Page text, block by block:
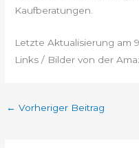
Kaufberatungen.
Letzte Aktualisierung am
Links / Bilder von der
← Vorheriger Beitrag